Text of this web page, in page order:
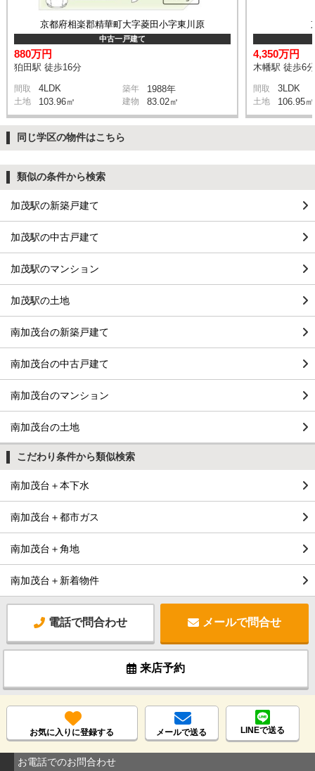
京都府相楽郡精華町大字菱田小字東川原
中古一戸建て
880万円
狛田駅 徒歩16分
間取 4LDK 築年 1988年
土地 103.96㎡ 建物 83.02㎡
4,350万円
木幡駅 徒歩6分
間取 3LDK
土地 106.95㎡
同じ学区の物件はこちら
類似の条件から検索
加茂駅の新築戸建て
加茂駅の中古戸建て
加茂駅のマンション
加茂駅の土地
南加茂台の新築戸建て
南加茂台の中古戸建て
南加茂台のマンション
南加茂台の土地
こだわり条件から類似検索
南加茂台＋本下水
南加茂台＋都市ガス
南加茂台＋角地
南加茂台＋新着物件
電話で問合わせ メールで問合せ
来店予約
お気に入りに登録する メールで送る LINEで送る
お電話でのお問合わせ